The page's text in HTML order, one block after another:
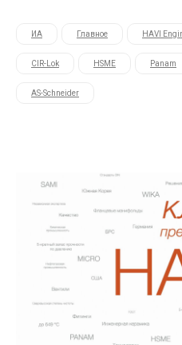
ИА Главное HAVI
CIR-Lok HSME Panam
AS-Schneider